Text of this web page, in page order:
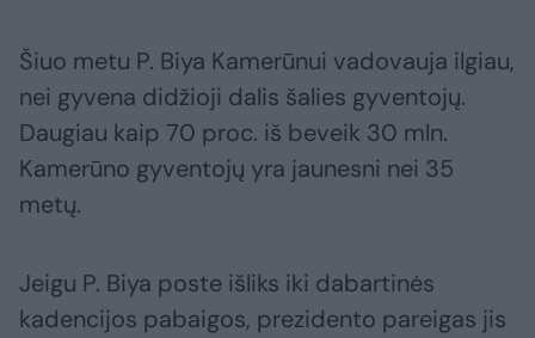
Šiuo metu P. Biya Kamerūnui vadovauja ilgiau,
nei gyvena didžioji dalis šalies gyventojų.
Daugiau kaip 70 proc. iš beveik 30 mln.
Kamerūno gyventojų yra jaunesni nei 35
metų.
Jeigu P. Biya poste išliks iki dabartinės
kadencijos pabaigos, prezidento pareigas jis